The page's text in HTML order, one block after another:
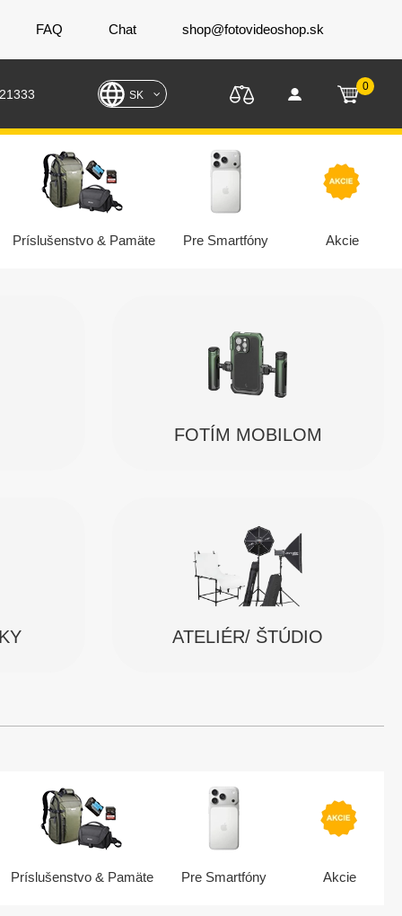
FAQ Chat shop@fotovideoshop.sk
SK
0
Príslušenstvo & Pamäte Pre Smartfóny Akcie
FOTÍM MOBILOM
ATELIÉR/ ŠTÚDIO
Príslušenstvo & Pamäte Pre Smartfóny Akcie